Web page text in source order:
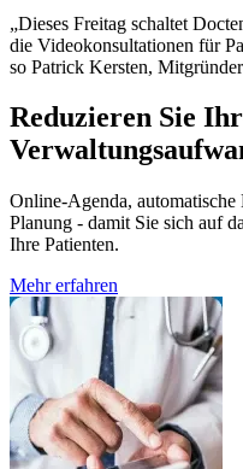
„Dieses Freitag schaltet
die Videokonsultationen für
so Patrick Kersten,
Reduzieren Sie
Online-Agenda,
Planung - damit Sie sich auf
Ihre Patienten.
Mehr erfahren